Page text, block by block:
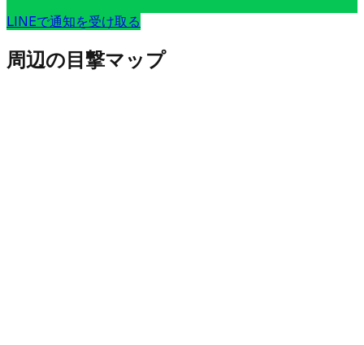
LINEで通知を受け取る
周辺の目撃マップ